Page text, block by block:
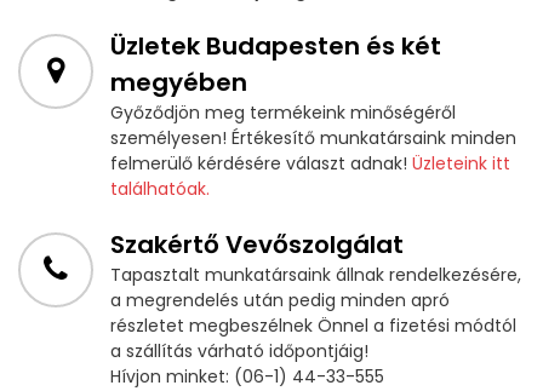
Üzletek Budapesten és két
megyében
Győződjön meg termékeink minőségéről
személyesen! Értékesítő munkatársaink minden
felmerülő kérdésére választ adnak! Üzleteink itt
találhatóak.
Szakértő Vevőszolgálat
Tapasztalt munkatársaink állnak rendelkezésére,
a megrendelés után pedig minden apró
részletet megbeszélnek Önnel a fizetési módtól
a szállítás várható időpontjáig!
Hívjon minket: (06-1) 44-33-555